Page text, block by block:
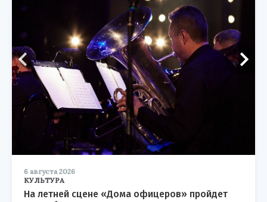
6 августа 2026
КУЛЬТУРА
На летней сцене «Дома офицеров» пройдет